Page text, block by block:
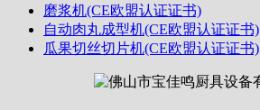
磨浆机(CE欧盟认证证书)
自动肉丸成型机(CE欧盟认证证书)
瓜果切丝切片机(CE欧盟认证证书)